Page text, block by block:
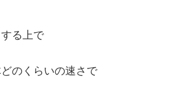
る上で
のくらいの速さで